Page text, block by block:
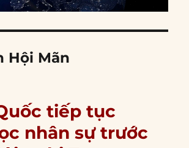
Hội Mãn
tiếp tục
nhân sự trước